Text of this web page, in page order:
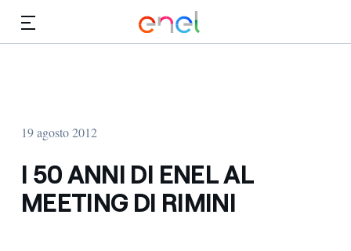
19 agosto 2012
I 50 ANNI DI ENEL AL
MEETING DI RIMINI